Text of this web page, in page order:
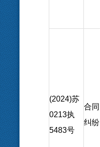
(2024)苏
0213执
5483号
合同
纠纷